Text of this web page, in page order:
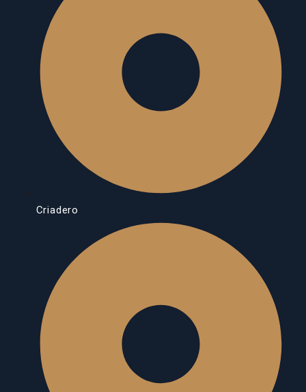
Criadero